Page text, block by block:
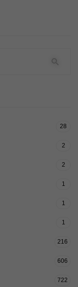
28
2
2
1
1
1
216
606
722